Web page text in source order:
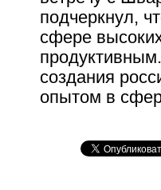
подчеркнул,
сфере
создания
опытом в